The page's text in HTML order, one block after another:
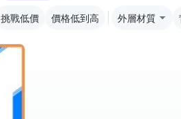
挑戰低價 價格低到高 外層材質